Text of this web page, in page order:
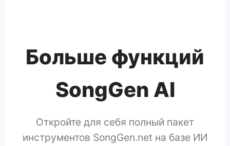
Больше функций
SongGen AI
Откройте для себя полный пакет
инструментов SongGen.net на базе ИИ